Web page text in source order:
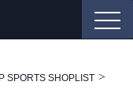
SPORTS SHOPLIST